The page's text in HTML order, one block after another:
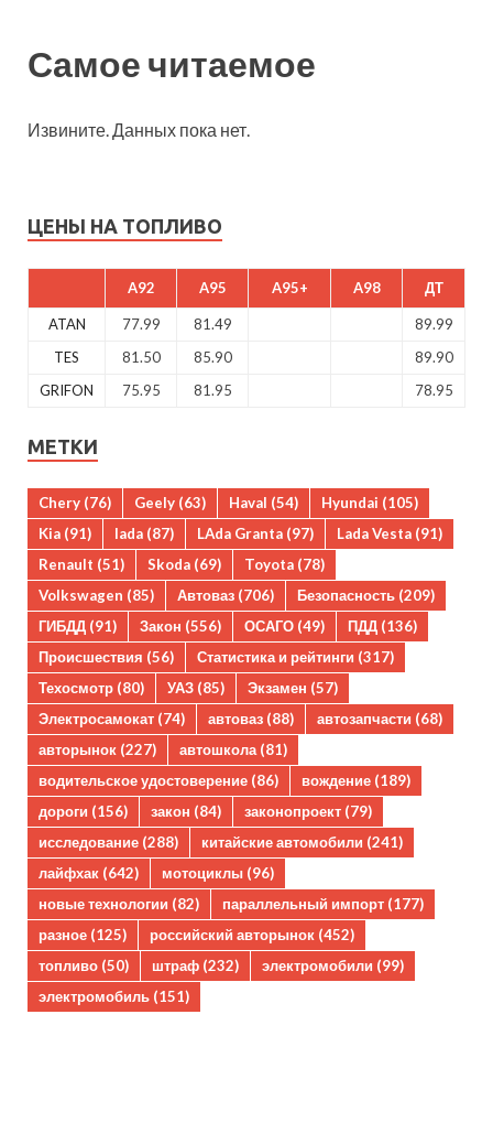
Самое читаемое
Извините. Данных пока нет.
ЦЕНЫ НА ТОПЛИВО
A92 A95 A95+ A98 ДТ
ATAN 77.99 81.49
89.99
TES
81.50 85.90
89.90
GRIFON
75.95 81.95 78.95
МЕТКИ
Chery (76) Geely (63) Haval (54) Hyundai (105)
Kia (91) lada (87) LAda Granta (97) Lada Vesta (91)
Renault (51) Skoda (69) Toyota (78)
Volkswagen (85) Автоваз (706) Безопасность (209)
ГИБДД (91) Закон (556) ОСАГО (49) ПДД (136)
Происшествия (56) Статистика и рейтинги (317)
Техосмотр (80) УАЗ (85) Экзамен (57)
Электросамокат (74) автоваз (88) автозапчасти (68)
авторынок (227) автошкола(81)
водительское удостоверение (86) вождение (189)
дороги (156) закон (84) законопроект (79)
исследование (288) китайские автомобили (241)
лайфхак (642) мотоциклы (96)
новые технологии (82) параллельный импорт (177)
разное (125) российский авторынок (452)
топливо (50) штраф (232) электромобили (99)
электромобиль (151)